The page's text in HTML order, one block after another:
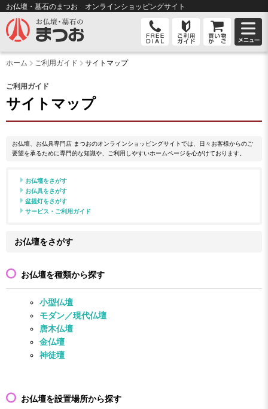
お仏壇・墓石のまつお オンラインショッピングサイト
ホーム ご利用ガイド サイトマップ
ご利用ガイド
サイトマップ
お仏壇、お仏具専門店 まつおのオンラインショッピングサイトでは、日々お客様からのご
要望を承るために専門的な知識や、ご利用しやすいホームページを心がけております。
お仏壇をさがす
お仏具をさがす
盆提灯をさがす
サービス・ご利用ガイド
お仏壇をさがす
お仏壇を種類から探す
小型仏壇
モダン／現代仏壇
唐木仏壇
金仏壇
神徒壇
お仏壇を設置場所から探す